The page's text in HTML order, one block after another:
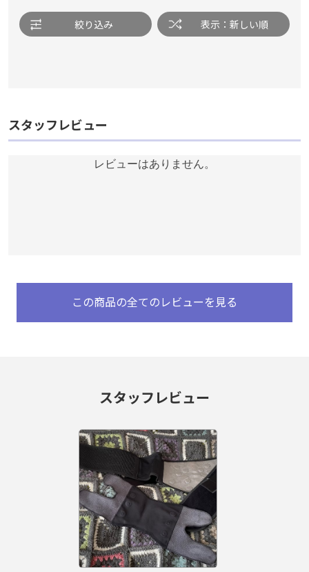
絞り込み 表示：新しい順
スタッフレビュー
レビューはありません。
この商品の全てのレビューを見る
スタッフレビュー
絞り込み 表示：新しい順
スタッフレビュー
レビューはありません。
この商品の全てのレビューを見る
スタッフレビュー